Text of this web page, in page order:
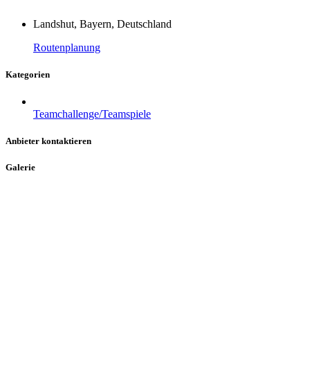
Landshut, Bayern, Deutschland
Routenplanung
Kategorien
Teamchallenge/Teamspiele
Anbieter kontaktieren
Galerie